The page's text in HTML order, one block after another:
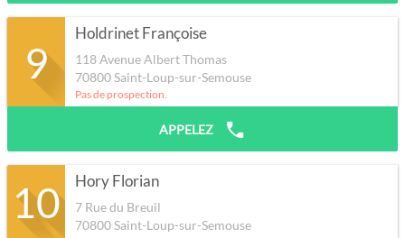
9
Holdrinet Françoise
118 Avenue Albert Thomas
70800Saint-Loup-sur-Semouse
Pas de prospection.
APPELEZ
10 Hory Florian
7 Rue du Breuil
70800Saint-Loup-sur-Semouse